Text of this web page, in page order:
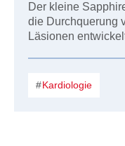
Der kleine
die Durchquerung
Läsionen
Kardiologie